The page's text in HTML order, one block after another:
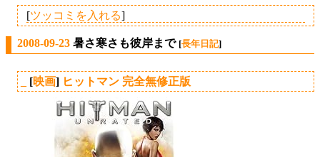
[ツッコミを入れる]
2008-09-23 暑さ寒さも彼岸まで [長年日記]
[映画] ヒットマン 完全無修正版